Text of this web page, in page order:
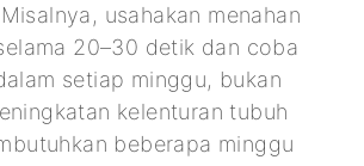
usahakan menahan
20–30 detik dan coba
setiap minggu, bukan
kelenturan tubuh
beberapa minggu